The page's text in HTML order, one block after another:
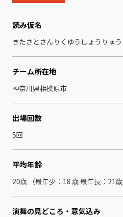
読み仮名
きたさとさんりくゆうしょうりゅう
チーム所在地
神奈川県相模原市
出場回数
5回
平均年齢
20歳 （最年少：18 歳 最年⻑：21歳
演舞の見どころ・ 意気込み